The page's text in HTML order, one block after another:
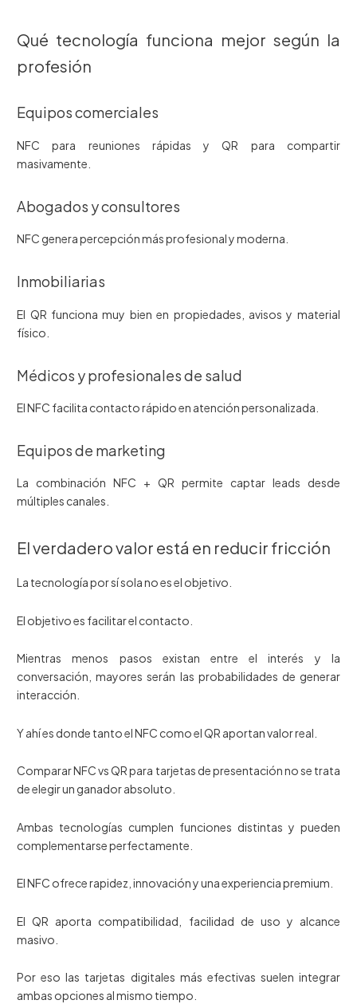
Qué tecnología funciona mejor según la
profesión
Equipos comerciales
NFC para reuniones rápidas y QR para compartir
masivamente.
Abogados y consultores
NFC genera percepción más profesional y moderna.
Inmobiliarias
El QR funciona muy bien en propiedades, avisos y material
físico.
Médicos y profesionales de salud
El NFC facilita contacto rápido en atención personalizada.
Equipos de marketing
La combinación NFC + QR permite captar leads desde
múltiples canales.
El verdadero valor está en reducir fricción
La tecnología por sí sola no es el objetivo.
El objetivo es facilitar el contacto.
Mientras menos pasos existan entre el interés y la
conversación, mayores serán las probabilidades de generar
interacción.
Y ahí es donde tanto el NFC como el QR aportan valor real.
Comparar NFC vs QR para tarjetas de presentación no se trata
de elegir un ganador absoluto.
Ambas tecnologías cumplen funciones distintas y pueden
complementarse perfectamente.
El NFC ofrece rapidez, innovación y una experiencia premium.
El QR aporta compatibilidad, facilidad de uso y alcance
masivo.
Por eso las tarjetas digitales más efectivas suelen integrar
ambas opciones al mismo tiempo.